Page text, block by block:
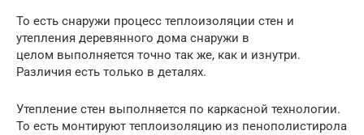
То есть снаружи процесс теплоизоляции стен и
утепления деревянного дома снаружи в
целом выполняется точно так же, как и изнутри.
Различия есть только в деталях.
Утепление стен выполняется по каркасной технологии.
То есть монтируют теплоизоляцию из пенополистирола